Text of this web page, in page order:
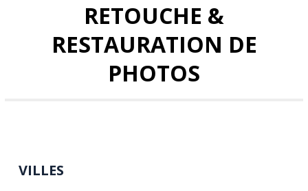
RETOUCHE &
RESTAURATION DE
PHOTOS
VILLES